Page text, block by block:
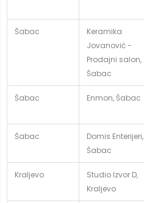
Šabac
Keramika
Jovanović -
Prodajni salon,
Šabac
Šabac Enmon, Šabac
Šabac
Domis Enterijeri,
Šabac
Kraljevo
Studio Izvor D,
Kraljevo